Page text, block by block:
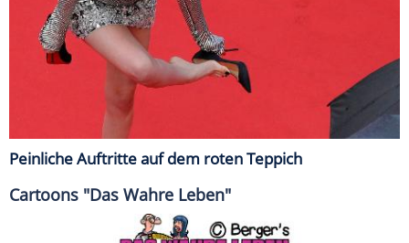
Peinliche Auftritte auf dem roten Teppich
Cartoons "Das Wahre Leben"